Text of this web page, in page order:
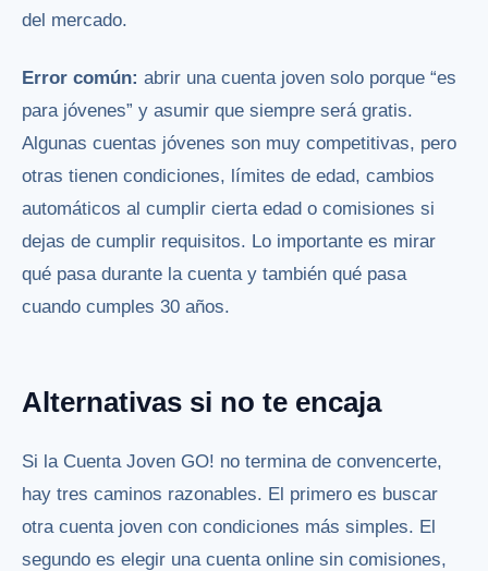
del mercado.
Error común: abrir una cuenta joven solo porque “es
para jóvenes” y asumir que siempre será gratis.
Algunas cuentas jóvenes son muy competitivas, pero
otras tienen condiciones, límites de edad, cambios
automáticos al cumplir cierta edad o comisiones si
dejas de cumplir requisitos. Lo importante es mirar
qué pasa durante la cuenta y también qué pasa
cuando cumples 30 años.
Alternativas si no te encaja
Si la Cuenta Joven GO! no termina de convencerte,
hay tres caminos razonables. El primero es buscar
otra cuenta joven con condiciones más simples. El
segundo es elegir una cuenta online sin comisiones,